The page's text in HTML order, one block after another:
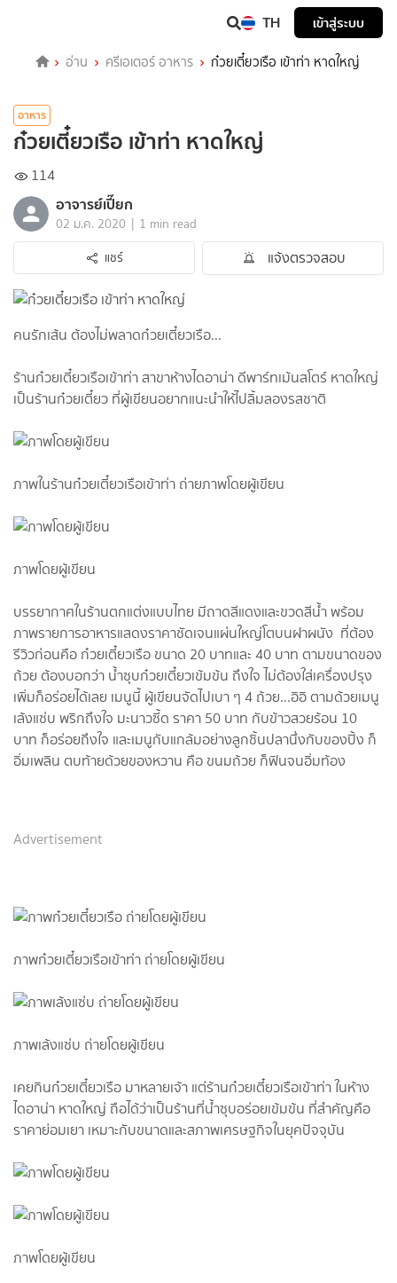
TH เข้าสู่ระบบ
อ่าน ครีเอเตอร์ อาหาร ก๋วยเตี๋ยวเรือ เข้าท่า หาดใหญ่
อาหาร
ก๋วยเตี๋ยวเรือ เข้าท่า หาดใหญ่
114
อาจารย์เปี๊ยก
02 ม.ค. 2020 | 1 min read
แชร์
แจ้งตรวจสอบ
คนรักเส้น ต้องไม่พลาดก๋วยเตี๋ยวเรือ...
ร้านก๋วยเตี๋ยวเรือเข้าท่า สาขาห้างไดอาน่า ดีพาร์ทเม้นสโตร์ หาดใหญ่
เป็นร้านก๋วยเตี๋ยว ที่ผู้เขียนอยากแนะนำให้ไปลิ้มลองรสชาติ
ภาพในร้านก๋วยเตี๋ยวเรือเข้าท่า ถ่ายภาพโดยผู้เขียน
ภาพโดยผู้เขียน
บรรยากาศในร้านตกแต่งแบบไทย มีถาดสีแดงและขวดสีน้ำ พร้อม
ภาพรายการอาหารแสดงราคาชัดเจนแผ่นใหญ่โตบนฝาผนัง ที่ต้อง
รีวิวก่อนคือ ก๋วยเตี๋ยวเรือ ขนาด 20 บาทและ 40 บาท ตามขนาดของ
ถ้วย ต้องบอกว่า น้ำซุบก๋วยเตี๋ยวเข้มข้น ถึงใจ ไม่ต้องใส่เครื่องปรุง
เพิ่มก็อร่อยได้เลย เมนูนี้ ผู้เขียนจัดไปเบา ๆ 4 ถ้วย...อิอิ ตามด้วยเมนู
เล้งแซ่บ พริกถึงใจ มะนาวซี้ด ราคา 50 บาท กับข้าวสวยร้อน 10
บาท ก็อร่อยถึงใจ และเมนูกับแกล้มอย่างลูกชิ้นปลานึ่งกับของปิ้ง ก็
อิ่มเพลิน ตบท้ายด้วยของหวาน คือ ขนมถ้วย ก็ฟินจนอิ่มท้อง
Advertisement
ภาพก๋วยเตี๋ยวเรือเข้าท่า ถ่ายโดยผู้เขียน
ภาพเล้งแซ่บ ถ่ายโดยผู้เขียน
เคยกินก๋วยเตี๋ยวเรือ มาหลายเจ้า แต่ร้านก๋วยเตี๋ยวเรือเข้าท่า ในห้าง
ไดอาน่า หาดใหญ่ ถือได้ว่าเป็นร้านที่น้ำซุบอร่อยเข้มข้น ที่สำคัญคือ
ราคาย่อมเยา เหมาะกับขนาดและสภาพเศรษฐกิจในยุคปัจจุบัน
ภาพโดยผู้เขียน